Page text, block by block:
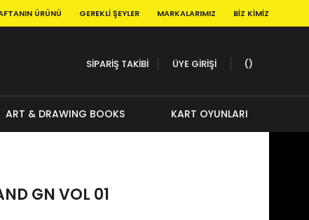
ÜRÜNÜ GEREKLI ŞEYLER MARKALARIMIZ BIZ KIMIZ
SİPARİŞ TAKİBİ ÜYE GİRİŞİ
ART & DRAWING BOOKS KART OYUNLARI
GN VOL 01